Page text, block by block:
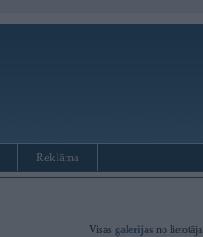
Reklāma
Visas galerijas no lietotāja